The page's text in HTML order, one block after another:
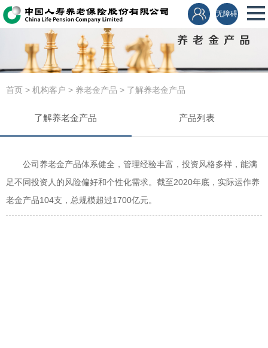
无障碍
养老金产品
首页 > 机构客户 > 养老金产品 > 了解养老金产品
了解养老金产品 产品列表
公司养老金产品体系健全，管理经验丰富，投资风格多样，能满
足不同投资人的风险偏好和个性化需求。截至2020年底，实际运作养
老金产品104支，总规模超过1700亿元。